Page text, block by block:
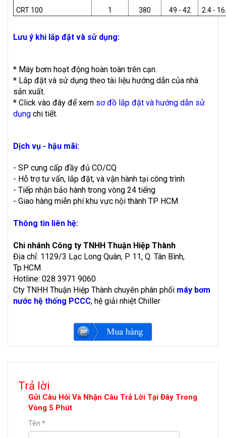
CRT 100 1 380 49 - 42 2.4 -
Lưu ý khi lắp đặt và sử dụng:
* Máy bơm hoạt động hoàn toàn trên cạn.
* Lắp đặt và sử dụng theo tài liệu hướng dẫn của nhà
sản xuất.
* Click vào đây để xem sơ đồ lắp đặt và hướng dẫn sử
dụng chi tiết.
Dịch vụ - hậu mãi:
- SP cung cấp đầy đủ CO/CQ
- Hỗ trợ tư vấn, lắp đặt, và vận hành tại công trình
- Tiếp nhận bảo hành trong vòng 24 tiếng
- Giao hàng miễn phí khu vực nội thành TP HCM
Thông tin liên hệ:
Chi nhánh Công ty TNHH Thuận Hiệp Thành
Địa chỉ: 1129/3 Lạc Long Quân, P. 11, Q. Tân Bình,
Tp.HCM
Hotline: 028 3971 9060
Cty TNHH Thuận Hiệp Thành chuyên phân phối máy bơm
nước hệ thống PCCC, hệ giải nhiệt Chiller
Trả lời
Gửi Câu Hỏi Và Nhận Câu Trả Lời Tại Đây Trong
Vòng 5 Phút
Tên *